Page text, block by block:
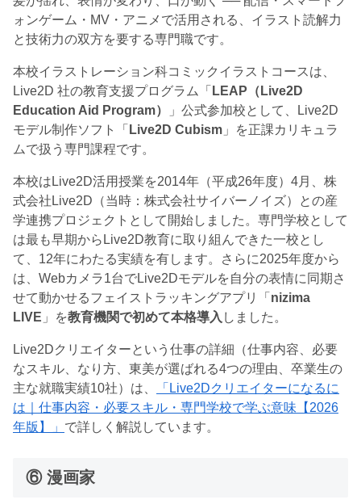
ォンゲーム・MV・アニメで活用される、イラスト読解力
と技術力の双方を要する専門職です。
本校イラストレーション科コミックイラストコースは、
Live2D 社の教育支援プログラム「 LEAP（Live2D
Education Aid Program）
」公式参加校として、Live2D
モデル制作ソフト「 Live2D Cubism 」を正課カリキュラ
ムで扱う専門課程です。
本校はLive2D活用授業を2014年（平成26年度）4月、株
式会社Live2D（当時：株式会社サイバーノイズ）との産
学連携プロジェクトとして開始しました。専門学校として
は最も早期からLive2D教育に取り組んできた一校とし
て、12年にわたる実績を有します。さらに2025年度から
は、Webカメラ1台でLive2Dモデルを自分の表情に同期さ
せて動かせるフェイストラッキングアプリ「 nizima
LIVE 」を教育機関で初めて本格導入 しました。
Live2Dクリエイターという仕事の詳細（仕事内容、必要
なスキル、なり方、東美が選ばれる4つの理由、卒業生の
主な就職実績10社）は、
「Live2Dクリエイターになるに
は｜仕事内容・必要スキル・専門学校で学ぶ意味【2026
年版】」 で詳しく解説しています。
⑥ 漫画家